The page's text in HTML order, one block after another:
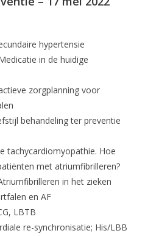
hypertensie
in de huidige
zorgplanning voor
behandeling ter preventie
tachycardiomyopathie. Hoe
met atriumfibrilleren?
in het zieken
en AF
LBTB
re-synchronisatie; His/LBB